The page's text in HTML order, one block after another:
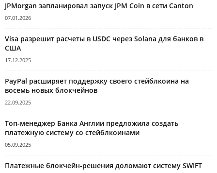
JPMorgan запланировал запуск JPM Coin в сети Canton
07.01.2026
Visa разрешит расчеты в USDC через Solana для банков в
США
17.12.2025
PayPal расширяет поддержку своего стейблкоина на
восемь новых блокчейнов
22.09.2025
Топ-менеджер Банка Англии предложила создать
платежную систему со стейблкоинами
05.09.2025
Платежные блокчейн-решения доломают систему SWIFT